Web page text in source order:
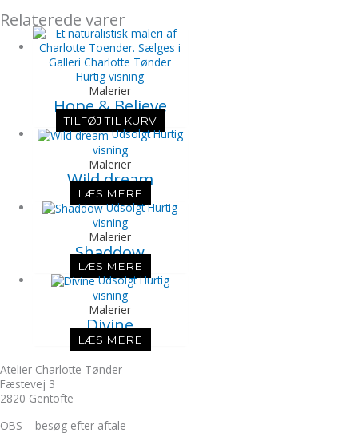
Relaterede varer
Hurtig visning
Malerier
Hope & Believe
TILFØJ TIL KURV
Udsolgt Hurtig
visning
Malerier
Wild dream
LÆS MERE
Udsolgt Hurtig
visning
Malerier
Shaddow
LÆS MERE
Udsolgt Hurtig
visning
Malerier
Divine
LÆS MERE
Atelier Charlotte Tønder
Fæstevej 3
2820 Gentofte
OBS – besøg efter aftale